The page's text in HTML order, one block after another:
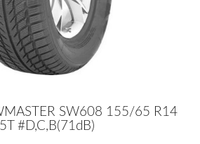
SW608 155/65 R14
#D,C,B(71dB)